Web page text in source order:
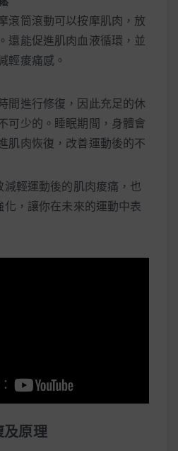
滾筒滾動可以按摩肌肉，放
還能促進肌肉血液循環，並
輕痠痛感。
間進行修復，因此充足的休
可少的。睡眠期間，身體會
肌肉恢復，改善運動後的不
輕運動後的肌肉痠痛，也
，讓你在未來的運動中表
及原理